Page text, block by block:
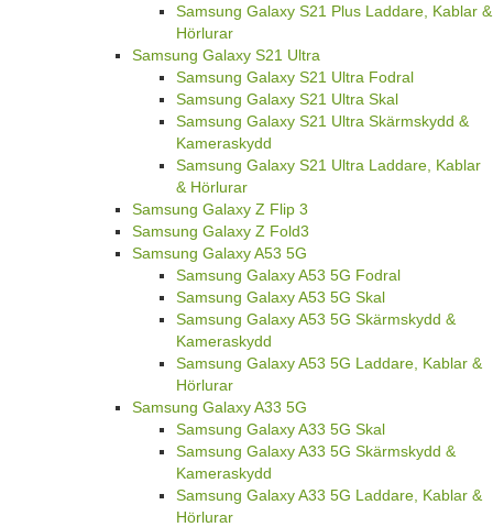
Samsung Galaxy S21 Plus Laddare, Kablar &
Hörlurar
Samsung Galaxy S21 Ultra
Samsung Galaxy S21 Ultra Fodral
Samsung Galaxy S21 Ultra Skal
Samsung Galaxy S21 Ultra Skärmskydd &
Kameraskydd
Samsung Galaxy S21 Ultra Laddare, Kablar
& Hörlurar
Samsung Galaxy Z Flip 3
Samsung Galaxy Z Fold3
Samsung Galaxy A53 5G
Samsung Galaxy A53 5G Fodral
Samsung Galaxy A53 5G Skal
Samsung Galaxy A53 5G Skärmskydd &
Kameraskydd
Samsung Galaxy A53 5G Laddare, Kablar &
Hörlurar
Samsung Galaxy A33 5G
Samsung Galaxy A33 5G Skal
Samsung Galaxy A33 5G Skärmskydd &
Kameraskydd
Samsung Galaxy A33 5G Laddare, Kablar &
Hörlurar